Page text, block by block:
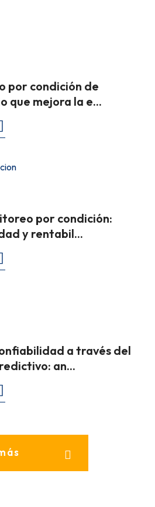
por condición de
que mejora la e...
por condición:
y rentabil...
a través del
an...